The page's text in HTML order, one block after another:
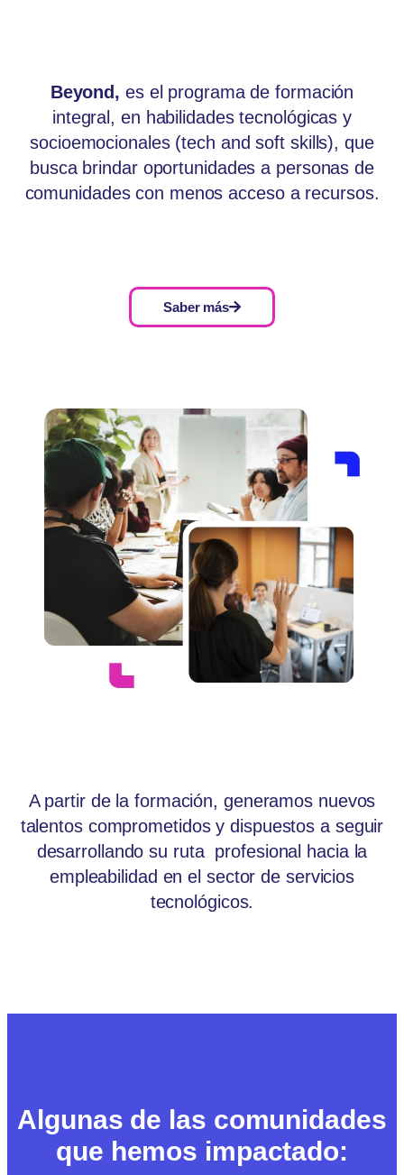
Beyond, es el programa de formación
integral, en habilidades tecnológicas y
socioemocionales (tech and soft skills), que
busca brindar oportunidades a personas de
comunidades con menos acceso a recursos.
Saber más
A partir de la formación, generamos nuevos
talentos comprometidos y dispuestos a seguir
desarrollando su ruta profesional hacia la
empleabilidad en el sector de servicios
tecnológicos.
Algunas de las comunidades
que hemos impactado: